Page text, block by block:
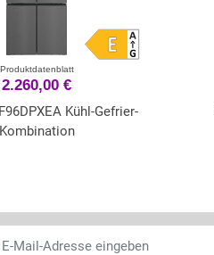
Produktdatenblatt
2.260,00 €
Kühl-Gefrier-
Kombination